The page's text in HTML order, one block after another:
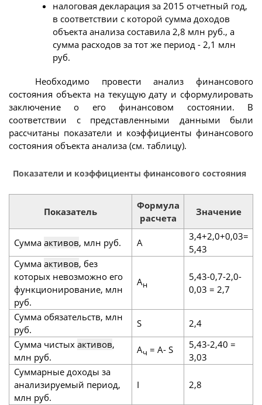
налоговая декларация за 2015 отчетный год,
в соответствии с которой сумма доходов
объекта анализа составила 2,8 млн руб., а
сумма расходов за тот же период - 2,1 млн
руб.
Необходимо провести анализ финансового
состояния объекта на текущую дату и сформулировать
заключение о его финансовом состоянии. В
соответствии с представленными данными были
рассчитаны показатели и коэффициенты финансового
состояния объекта анализа (см. таблицу).
Показатели и коэффициенты финансового состояния
Показатель
Формула
расчета
Значение
Сумма активов, млн руб. А
3,4+2,0+0,03=
5,43
Сумма активов, без
которых невозможно его
функционирование, млн
руб.
Ан
5,43-0,7-2,0-
0,03 = 2,7
Сумма обязательств, млн
руб.
S
2,4
Сумма чистых активов,
млн руб.
Ач = A- S
5,43-2,40 =
3,03
Суммарные доходы за
анализируемый период,
млн руб.
I 2,8